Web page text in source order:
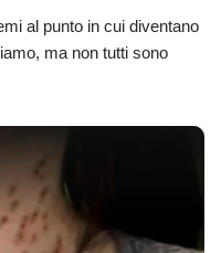
al punto in cui diventano
ma non tutti sono